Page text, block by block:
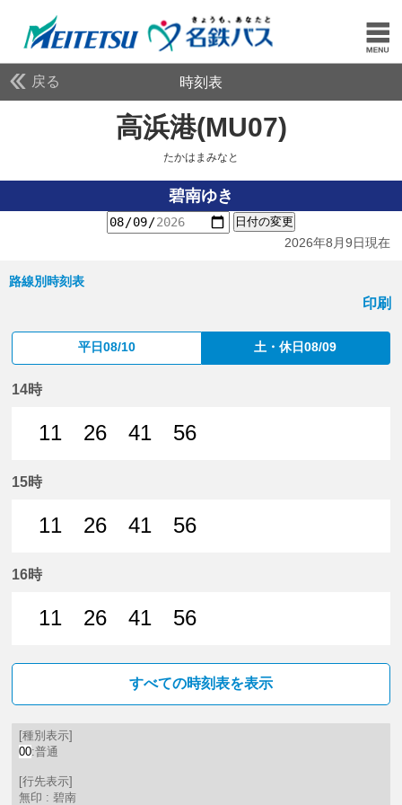
戻る 時刻表
高浜港(MU07)
たかはまみなと
碧南ゆき
日付の変更
2026年8月9日現在
路線別時刻表
印刷
平日08/10 土・休日08/09
14時
11
26
41
56
15時
11
26
41
56
16時
11
26
41
56
すべての時刻表を表示
[種別表示]
00:普通
[行先表示]
無印 : 碧南